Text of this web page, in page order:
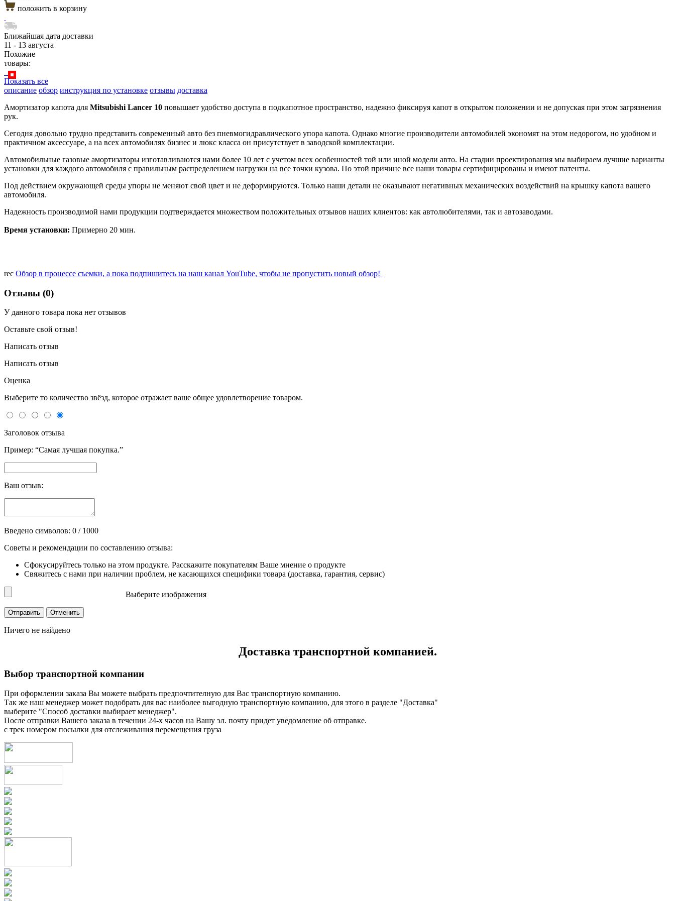
положить в корзину
Ближайшая дата доставки
11 - 13 августа
Похожие
товары:
Показать все
описание обзор инструкция по установке отзывы доставка
Амортизатор капота для Mitsubishi Lancer 10 повышает удобство доступа в подкапотное пространство, надежно фиксируя капот в открытом положении и не допуская при этом загрязнения
рук.
Сегодня довольно трудно представить современный авто без пневмогидравлического упора капота. Однако многие производители автомобилей экономят на этом недорогом, но удобном и
практичном аксессуаре, а на всех автомобилях бизнес и люкс класса он присутствует в заводской комплектации.
Автомобильные газовые амортизаторы изготавливаются нами более 10 лет с учетом всех особенностей той или иной модели авто. На стадии проектирования мы выбираем лучшие варианты
установки для каждого автомобиля с правильным распределением нагрузки на все точки кузова. По этой причине все наши товары сертифицированы и имеют патенты.
Под действием окружающей среды упоры не меняют свой цвет и не деформируются. Только наши детали не оказывают негативных механических воздействий на крышку капота вашего
автомобиля.
Надежность производимой нами продукции подтверждается множеством положительных отзывов наших клиентов: как автолюбителями, так и автозаводами.
Время установки: Примерно 20 мин.
rec Обзор в процессе съемки, а пока подпишитесь на наш канал YouTube, чтобы не пропустить новый обзор!
Отзывы (0)
У данного товара пока нет отзывов
Оставьте свой отзыв!
Написать отзыв
Написать отзыв
Оценка
Выберите то количество звёзд, которое отражает ваше общее удовлетворение товаром.
Заголовок отзыва
Пример: “Самая лучшая покупка.”
Ваш отзыв:
Введено символов: 0 / 1000
Советы и рекомендации по составлению отзыва:
Сфокусируйтесь только на этом продукте. Расскажите покупателям Ваше мнение о продукте
Свяжитесь с нами при наличии проблем, не касающихся специфики товара (доставка, гарантия, сервис)
Выберите изображения
Ничего не найдено
Доставка транспортной компанией.
Выбор транспортной компании
При оформлении заказа Вы можете выбрать предпочтителную для Вас транспортную компанию.
Так же наш менеджер может подобрать для вас наиболее выгодную транспортную компанию, для этого в разделе "Доставка"
выберите "Способ доставки выбирает менеджер".
После отправки Вашего заказа в течении 24-х часов на Вашу эл. почту придет уведомление об отправке.
с трек номером посылки для отслеживания перемещения груза